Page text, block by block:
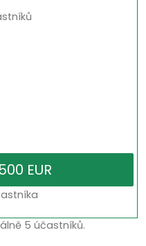
5 účastníků.